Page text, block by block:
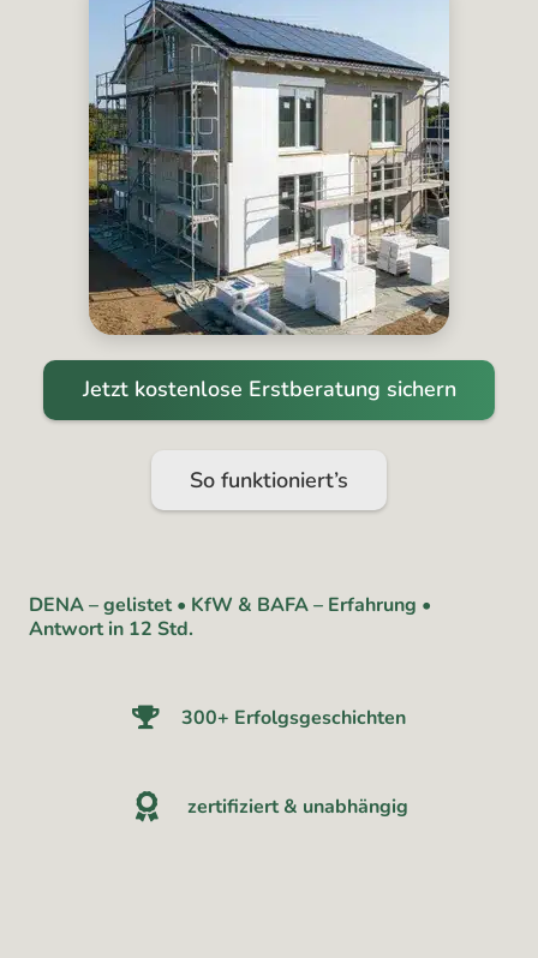
Jetzt kostenlose Erstberatung sichern
So funktioniert’s
DENA – gelistet • KfW & BAFA – Erfahrung •
Antwort in 12 Std.
300+ Erfolgsgeschichten
zertifiziert & unabhängig